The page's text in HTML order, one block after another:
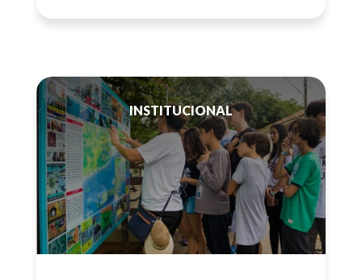
INSTITUCIONAL